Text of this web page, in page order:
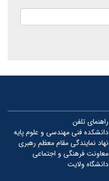
راهنمای تلفن
دانشکده فنی مهندسی و علوم پایه
نهاد نمایندگی مقام معظم رهبری
معاونت فرهنگی و اجتماعی
دانشگاه ولایت